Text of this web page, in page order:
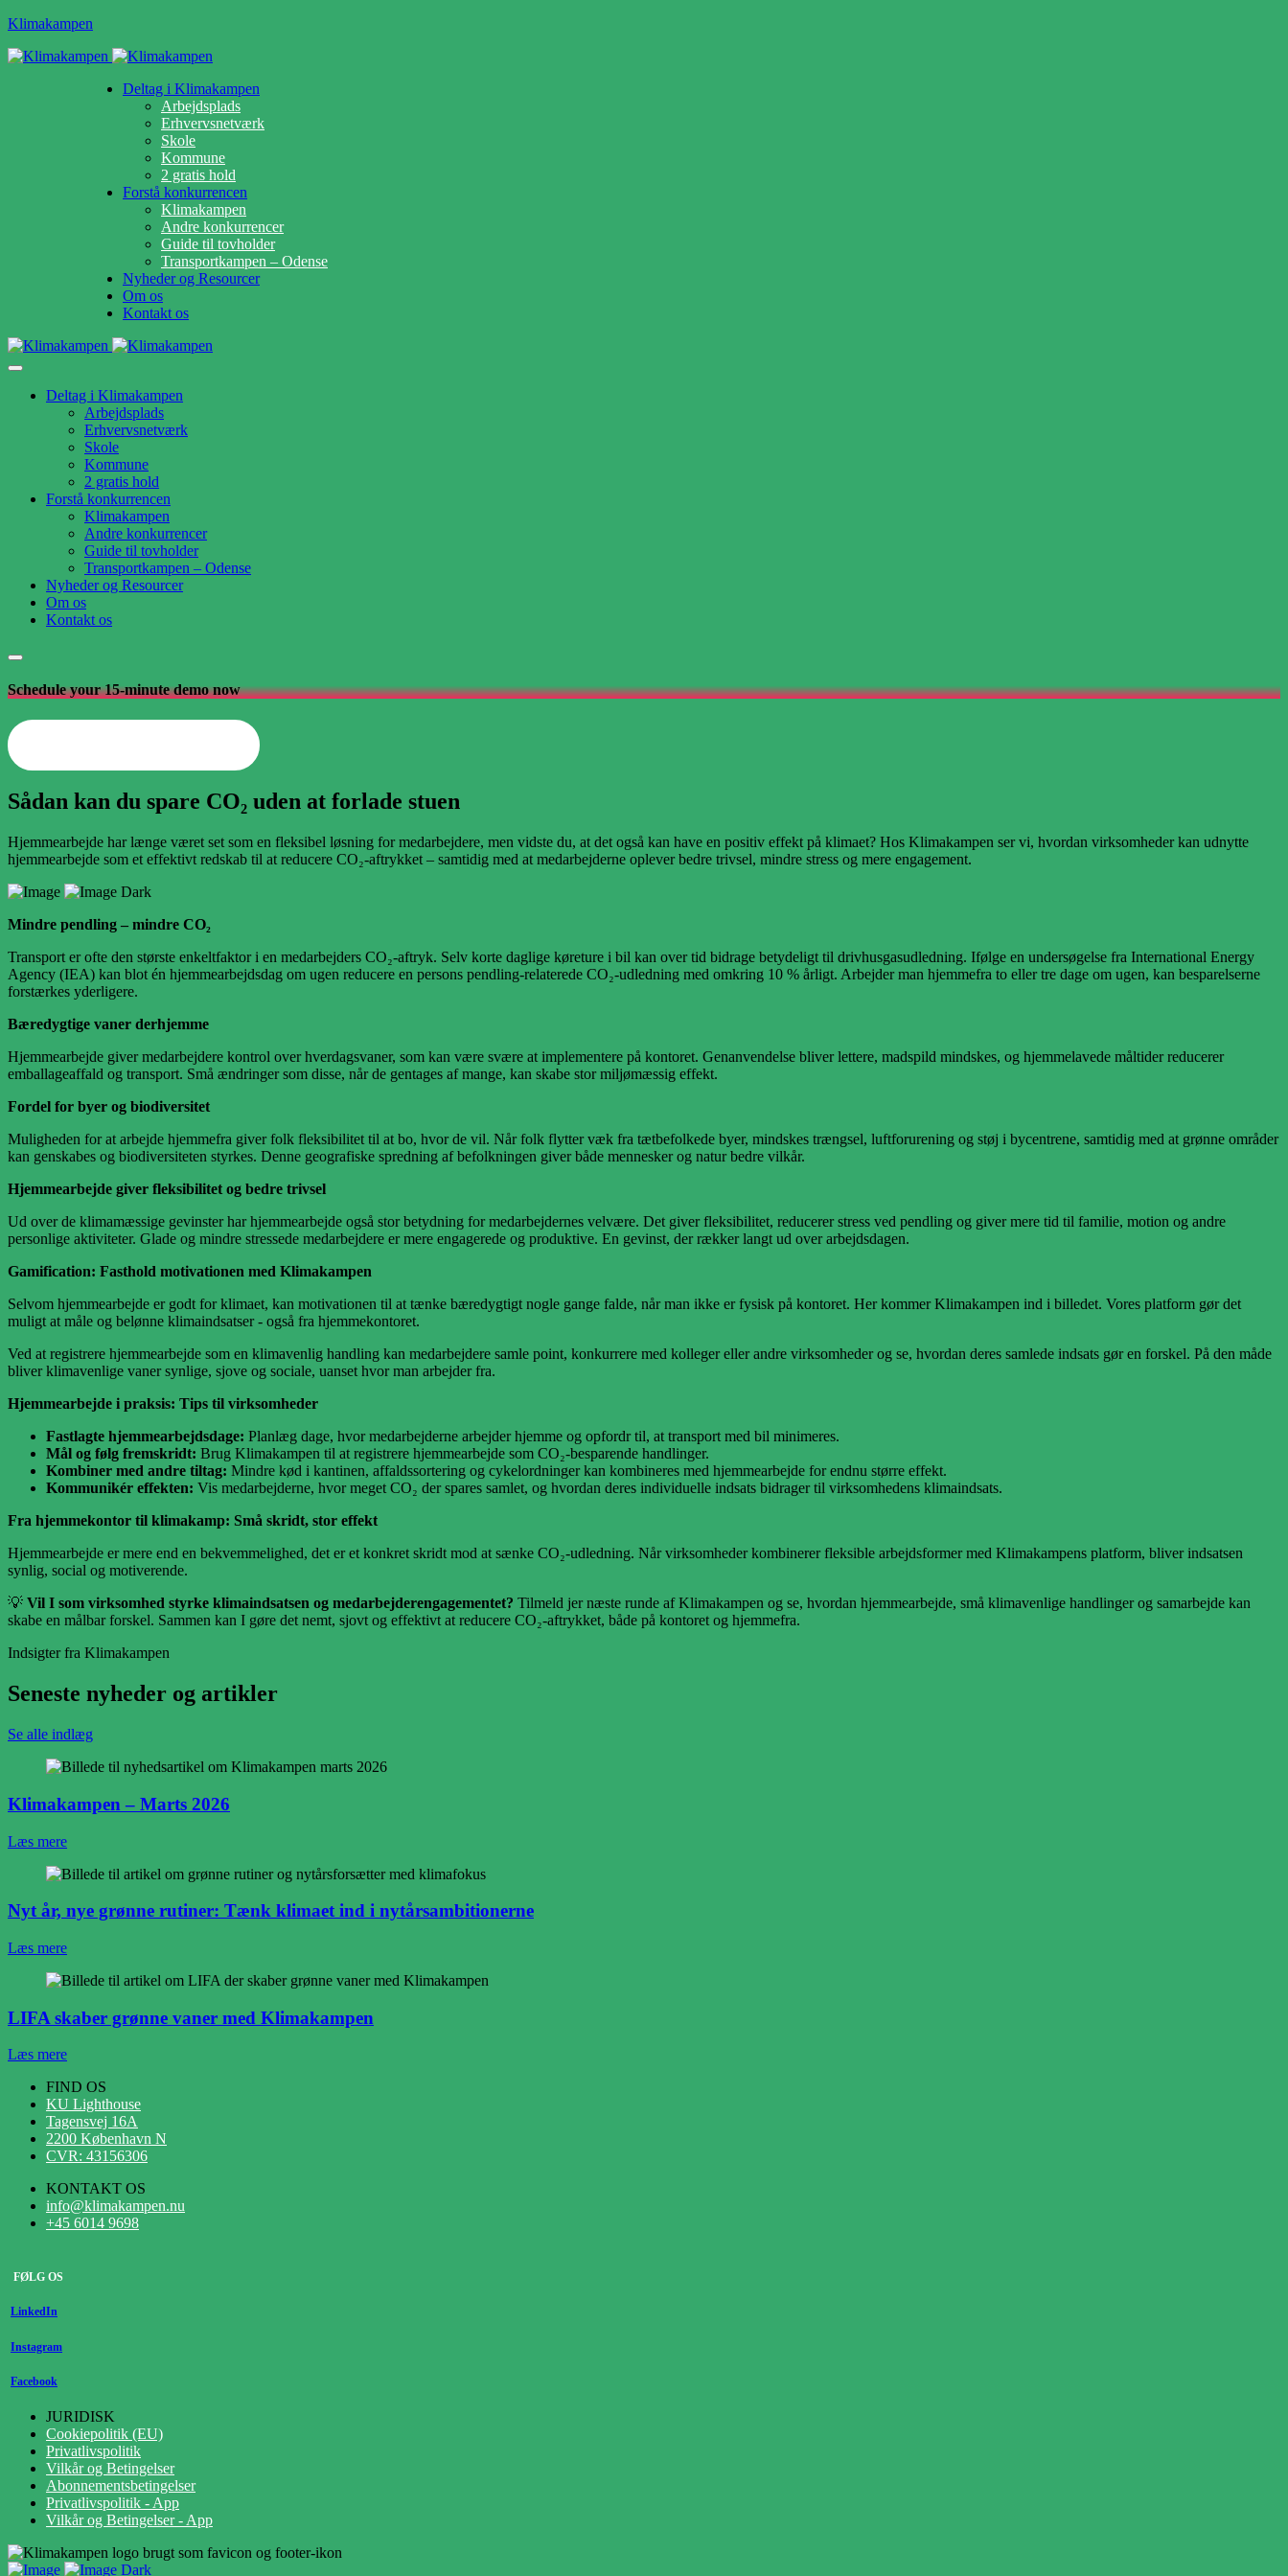
Klimakampen
Deltag i Klimakampen
Arbejdsplads
Erhvervsnetværk
Skole
Kommune
2 gratis hold
Forstå konkurrencen
Klimakampen
Andre konkurrencer
Guide til tovholder
Transportkampen – Odense
Nyheder og Resourcer
Om os
Kontakt os
Deltag i Klimakampen
Arbejdsplads
Erhvervsnetværk
Skole
Kommune
2 gratis hold
Forstå konkurrencen
Klimakampen
Andre konkurrencer
Guide til tovholder
Transportkampen – Odense
Nyheder og Resourcer
Om os
Kontakt os
Schedule your 15-minute demo now
Sådan kan du spare CO₂ uden at forlade stuen
Hjemmearbejde har længe været set som en fleksibel løsning for medarbejdere, men vidste du, at det også kan have en positiv effekt på klimaet? Hos Klimakampen ser vi, hvordan virksomheder kan udnytte
hjemmearbejde som et effektivt redskab til at reducere CO₂-aftrykket – samtidig med at medarbejderne oplever bedre trivsel, mindre stress og mere engagement.
Mindre pendling – mindre CO₂
Transport er ofte den største enkeltfaktor i en medarbejders CO₂-aftryk. Selv korte daglige køreture i bil kan over tid bidrage betydeligt til drivhusgasudledning. Ifølge en undersøgelse fra International Energy
Agency (IEA) kan blot én hjemmearbejdsdag om ugen reducere en persons pendling-relaterede CO₂-udledning med omkring 10 % årligt. Arbejder man hjemmefra to eller tre dage om ugen, kan besparelserne
forstærkes yderligere.
Bæredygtige vaner derhjemme
Hjemmearbejde giver medarbejdere kontrol over hverdagsvaner, som kan være svære at implementere på kontoret. Genanvendelse bliver lettere, madspild mindskes, og hjemmelavede måltider reducerer
emballageaffald og transport. Små ændringer som disse, når de gentages af mange, kan skabe stor miljømæssig effekt.
Fordel for byer og biodiversitet
Muligheden for at arbejde hjemmefra giver folk fleksibilitet til at bo, hvor de vil. Når folk flytter væk fra tætbefolkede byer, mindskes trængsel, luftforurening og støj i bycentrene, samtidig med at grønne områder
kan genskabes og biodiversiteten styrkes. Denne geografiske spredning af befolkningen giver både mennesker og natur bedre vilkår.
Hjemmearbejde giver fleksibilitet og bedre trivsel
Ud over de klimamæssige gevinster har hjemmearbejde også stor betydning for medarbejdernes velvære. Det giver fleksibilitet, reducerer stress ved pendling og giver mere tid til familie, motion og andre
personlige aktiviteter. Glade og mindre stressede medarbejdere er mere engagerede og produktive. En gevinst, der rækker langt ud over arbejdsdagen.
Gamification: Fasthold motivationen med Klimakampen
Selvom hjemmearbejde er godt for klimaet, kan motivationen til at tænke bæredygtigt nogle gange falde, når man ikke er fysisk på kontoret. Her kommer Klimakampen ind i billedet. Vores platform gør det
muligt at måle og belønne klimaindsatser - også fra hjemmekontoret.
Ved at registrere hjemmearbejde som en klimavenlig handling kan medarbejdere samle point, konkurrere med kolleger eller andre virksomheder og se, hvordan deres samlede indsats gør en forskel. På den måde
bliver klimavenlige vaner synlige, sjove og sociale, uanset hvor man arbejder fra.
Hjemmearbejde i praksis: Tips til virksomheder
Fastlagte hjemmearbejdsdage: Planlæg dage, hvor medarbejderne arbejder hjemme og opfordr til, at transport med bil minimeres.
Mål og følg fremskridt: Brug Klimakampen til at registrere hjemmearbejde som CO₂-besparende handlinger.
Kombiner med andre tiltag: Mindre kød i kantinen, affaldssortering og cykelordninger kan kombineres med hjemmearbejde for endnu større effekt.
Kommunikér effekten: Vis medarbejderne, hvor meget CO₂ der spares samlet, og hvordan deres individuelle indsats bidrager til virksomhedens klimaindsats.
Fra hjemmekontor til klimakamp: Små skridt, stor effekt
Hjemmearbejde er mere end en bekvemmelighed, det er et konkret skridt mod at sænke CO₂-udledning. Når virksomheder kombinerer fleksible arbejdsformer med Klimakampens platform, bliver indsatsen
synlig, social og motiverende.
💡 Vil I som virksomhed styrke klimaindsatsen og medarbejderengagementet? Tilmeld jer næste runde af Klimakampen og se, hvordan hjemmearbejde, små klimavenlige handlinger og samarbejde kan
skabe en målbar forskel. Sammen kan I gøre det nemt, sjovt og effektivt at reducere CO₂-aftrykket, både på kontoret og hjemmefra.
Indsigter fra Klimakampen
Seneste nyheder og artikler
Se alle indlæg
Klimakampen – Marts 2026
Læs mere
Nyt år, nye grønne rutiner: Tænk klimaet ind i nytårsambitionerne
Læs mere
LIFA skaber grønne vaner med Klimakampen
Læs mere
FIND OS
KU Lighthouse
Tagensvej 16A
2200 København N
CVR: 43156306
KONTAKT OS
info@klimakampen.nu
+45 6014 9698
FØLG OS
LinkedIn
Instagram
Facebook
JURIDISK
Cookiepolitik (EU)
Privatlivspolitik
Vilkår og Betingelser
Abonnementsbetingelser
Privatlivspolitik - App
Vilkår og Betingelser - App